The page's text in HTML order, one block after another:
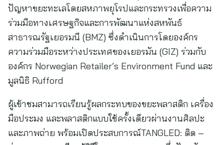
ปัญหาขยะทะเลโดยสหภาพยุโรปและกระทรวงเพื่อความ
ร่วมมือทางเศรษฐกิจและการพัฒนาแห่งสหพันธ์
สาธารณรัฐเยอรมนี (BMZ) ซึ่งดำเนินการโดยองค์กร
ความร่วมมือระหว่างประเทศของเยอรมัน (GIZ) ร่วมกับ
องค์กร Norwegian Retailer’s Environment Fund และ
มูลนิธิ Rufford
ผู้เข้าชมสามารถเรียนรู้ผลกระทบของขยะพลาสติก เครื่อง
มือประมง และพลาสติกแบบใช้ครั้งเดียวผ่านงานศิลปะ
และภาพถ่าย พร้อมเปิดประสบการณ์TANGLED: ติด –